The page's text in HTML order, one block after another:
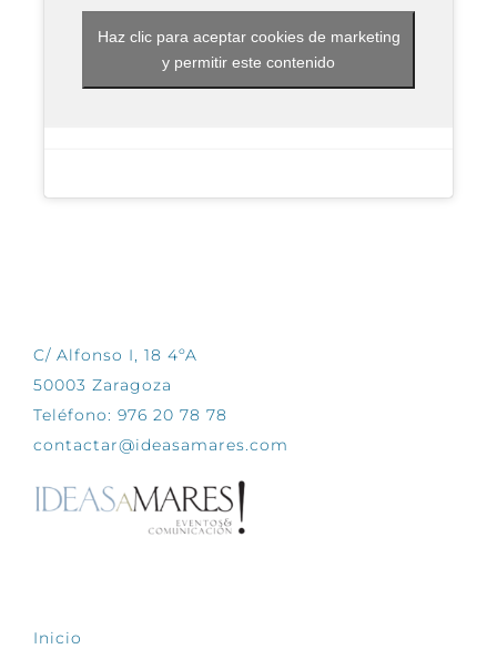
Haz clic para aceptar cookies de marketing
y permitir este contenido
C/ Alfonso I, 18 4ºA
50003 Zaragoza
Teléfono: 976 20 78 78
contactar@ideasamares.com
Inicio